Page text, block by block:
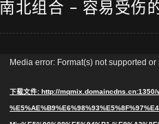
南北组合 – 容易受伤
Media error: Format(s) not supported or
下载文件: http://